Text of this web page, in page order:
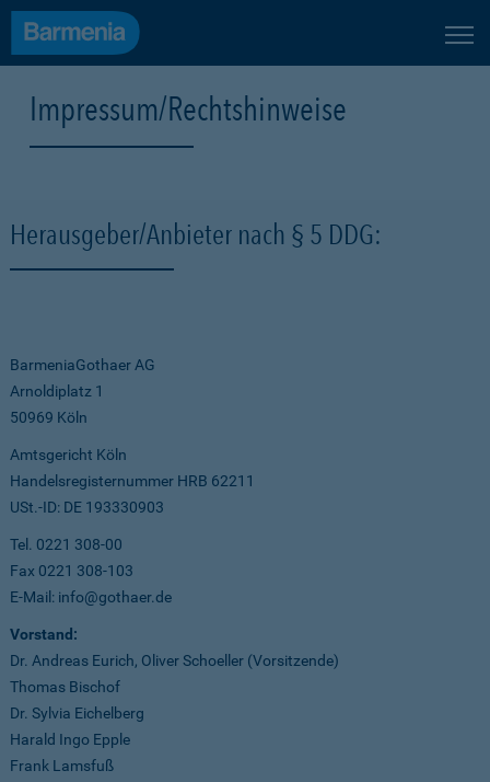
Impressum/Rechtshinweise
Herausgeber/Anbieter nach § 5 DDG:
BarmeniaGothaer AG
Arnoldiplatz 1
50969 Köln
Amtsgericht Köln
Handelsregisternummer HRB 62211
USt.-ID: DE 193330903
Tel. 0221 308-00
Fax 0221 308-103
E-Mail: info@gothaer.de
Vorstand:
Dr. Andreas Eurich, Oliver Schoeller (Vorsitzende)
Thomas Bischof
Dr. Sylvia Eichelberg
Harald Ingo Epple
Frank Lamsfuß